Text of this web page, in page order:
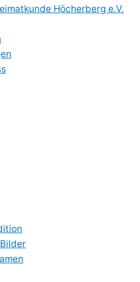
Höcherberg e.V.